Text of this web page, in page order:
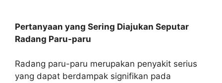
Pertanyaan yang Sering Diajukan Seputar
Radang Paru-paru
Radang paru-paru merupakan penyakit serius
yang dapat berdampak signifikan pada